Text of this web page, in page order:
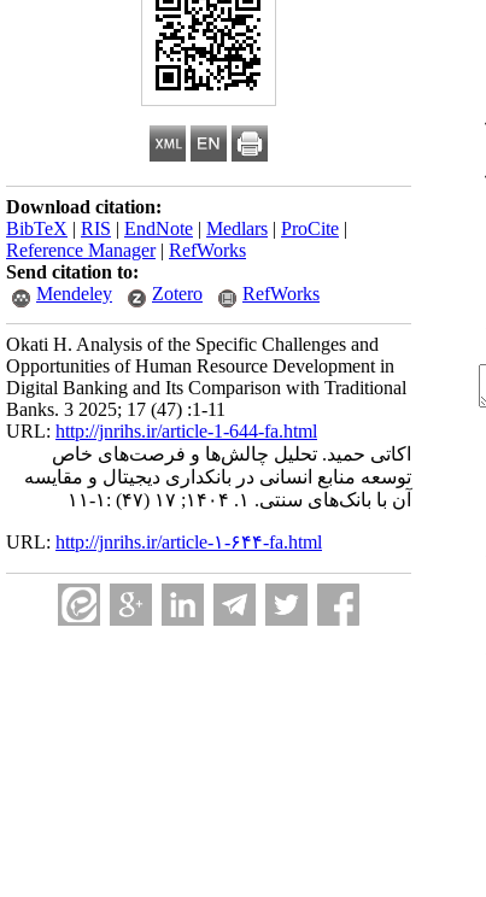
Download citation:
BibTeX | RIS | EndNote | Medlars | ProCite |
Reference Manager| RefWorks
Send citation to:
Mendeley
Zotero RefWorks
Okati H. Analysis of the Specific Challenges and
Opportunities of Human Resource Development in
Digital Banking and Its Comparison with Traditional
Banks. 3 2025; 17 (47) :1-11
URL: http://jnrihs.ir/article-1-644-fa.html
اکاتی حمید. تحلیل چالش‌ها و فرصت‌های خاص
توسعه منابع انسانی در بانکداری دیجیتال و مقایسه
آن با بانک‌های سنتی. ۱. ۱۴۰۴; ۱۷ (۴۷) :۱-۱۱
URL: http://jnrihs.ir/article-۱-۶۴۴-fa.html